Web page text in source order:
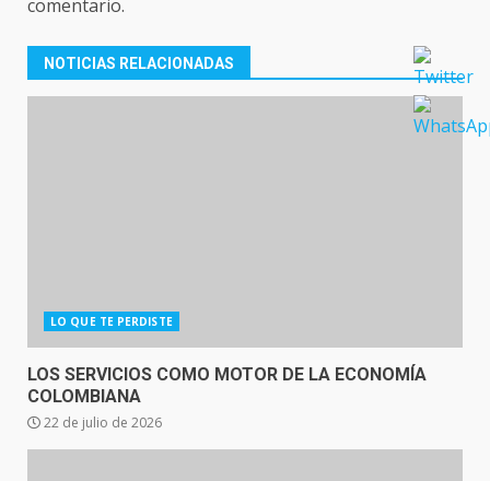
comentario.
NOTICIAS RELACIONADAS
LO QUE TE PERDISTE
LOS SERVICIOS COMO MOTOR DE LA ECONOMÍA
COLOMBIANA
22 de julio de 2026